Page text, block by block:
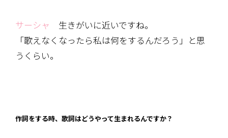
サーシャ 生きがいに近いですね。
「歌えなくなったら私は何をするんだろう」と思
うくらい。
作詞をする時、歌詞はどうやって生まれるんですか？